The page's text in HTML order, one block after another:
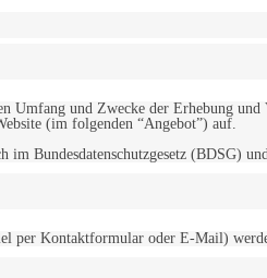
Umfang und Zwecke der Erhebung
(im folgenden “Angebot”) auf.
im Bundesdatenschutzgesetz (BDSG)
Kontaktformular oder E-Mail)